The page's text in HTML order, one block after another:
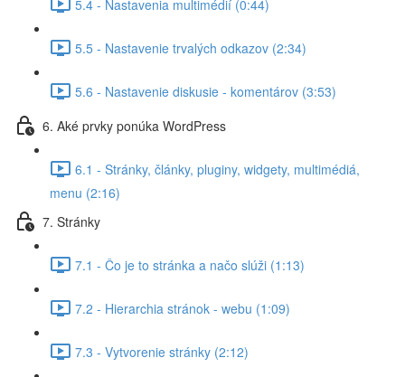
5.4 - Nastavenia multimédií (0:44)
5.5 - Nastavenie trvalých odkazov (2:34)
5.6 - Nastavenie diskusie - komentárov (3:53)
6. Aké prvky ponúka WordPress
6.1 - Stránky, články, pluginy, widgety, multimédiá,
menu (2:16)
7. Stránky
7.1 - Čo je to stránka a načo slúži (1:13)
7.2 - Hierarchia stránok - webu (1:09)
7.3 - Vytvorenie stránky (2:12)